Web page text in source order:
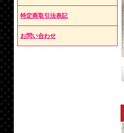
特定商取引法表記
お問い合わせ